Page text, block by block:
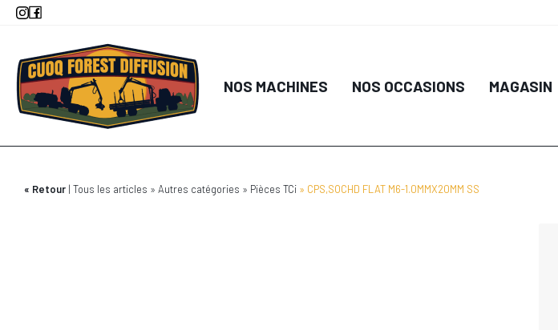
Aller
principal
NOS MACHINES NOS OCCASIONS MAGASIN
Retour Tous les articles Autres catégories Pièces TCi CPS,SOCHD FLAT M6-1.0MMX20MM SS